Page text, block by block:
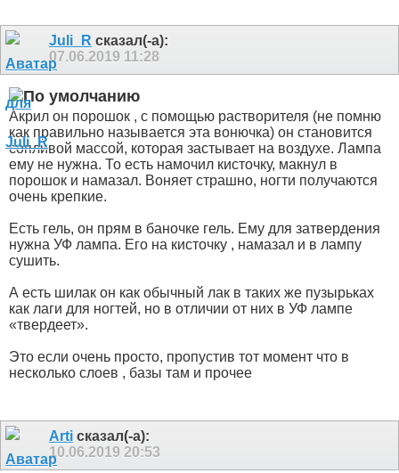
Juli_R сказал(-а):
07.06.2019 11:28
Акрил он порошок , с помощью растворителя (не помню
как правильно называется эта вонючка) он становится
сопливой массой, которая застывает на воздухе. Лампа
ему не нужна. То есть намочил кисточку, макнул в
порошок и намазал. Воняет страшно, ногти получаются
очень крепкие.
Есть гель, он прям в баночке гель. Ему для затвердения
нужна УФ лампа. Его на кисточку , намазал и в лампу
сушить.
А есть шилак он как обычный лак в таких же пузырьках
как лаги для ногтей, но в отличии от них в УФ лампе
«твердеет».
Это если очень просто, пропустив тот момент что в
несколько слоев , базы там и прочее
Arti сказал(-а):
10.06.2019 20:53